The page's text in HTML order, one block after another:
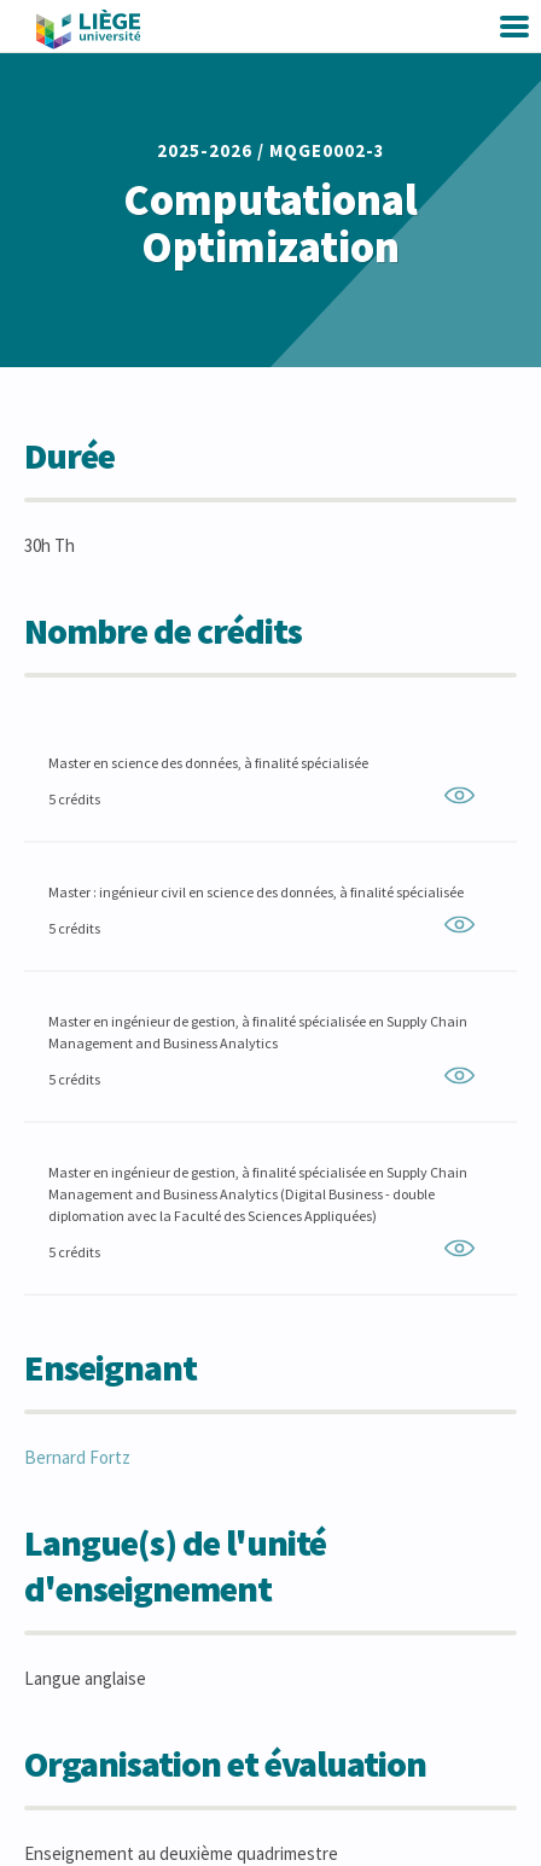
2025-2026 / MQGE0002-3
Computational
Optimization
Durée
30h Th
Nombre de crédits
Master en science des données, à finalité spécialisée
5 crédits
Master : ingénieur civil en science des données, à finalité spécialisée
5 crédits
Master en ingénieur de gestion, à finalité spécialisée en Supply Chain
Management and Business Analytics
5 crédits
Master en ingénieur de gestion, à finalité spécialisée en Supply Chain
Management and Business Analytics (Digital Business - double
diplomation avec la Faculté des Sciences Appliquées)
5 crédits
Enseignant
Bernard Fortz
Langue(s) de l'unité
d'enseignement
Langue anglaise
Organisation et évaluation
Enseignement au deuxième quadrimestre